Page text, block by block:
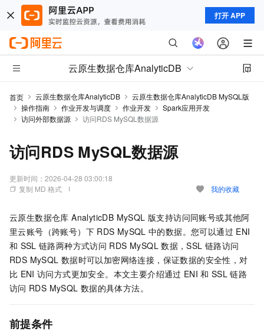
打开 APP
云原生数据仓库AnalyticDB
首页 云原生数据仓库AnalyticDB
云原生数据仓库AnalyticDB MySQL版
操作指南
作业开发与调度 作业开发
Spark应用开发
访问外部数据源
访问RDS MySQL数据源
访问RDS MySQL数据源
更新时间： 2026-04-28 03:00:18
复制 MD 格式
我的收藏
云原生数据仓库 AnalyticDB MySQL 版支持访问同账号或其他阿
里云账号（跨账号）下 RDS MySQL 中的数据。您可以通过 ENI
和 SSL 链路两种方式访问 RDS MySQL 数据，SSL 链路访问
RDS MySQL 数据时可以加密网络连接，保证数据的安全性，对
比 ENI 访问方式更加安全。本文主要介绍通过 ENI 和 SSL 链路
访问 RDS MySQL 数据的具体方法。
前提条件